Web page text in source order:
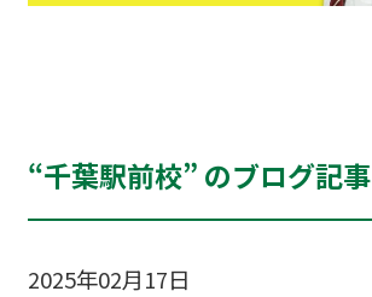
“千葉駅前校” のブログ記事
2025年02月17日